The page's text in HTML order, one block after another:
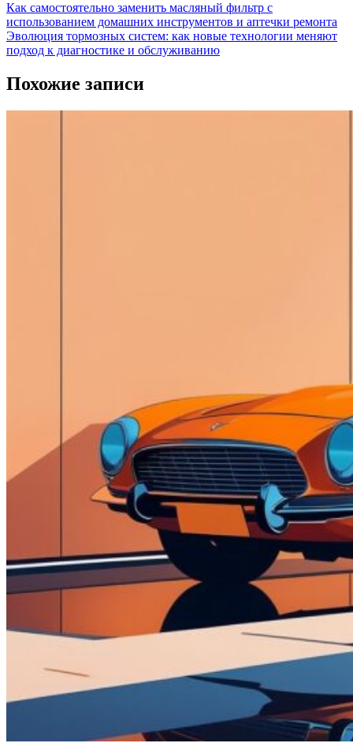
Как самостоятельно заменить масляный фильтр с
использованием домашних инструментов и аптечки ремонта
Эволюция тормозных систем: как новые технологии меняют
подход к диагностике и обслуживанию
Похожие записи